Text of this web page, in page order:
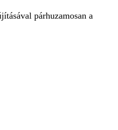
párhuzamosan a